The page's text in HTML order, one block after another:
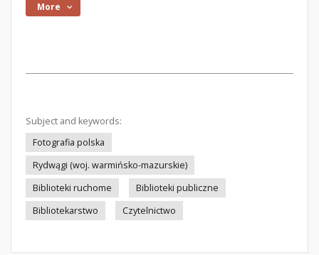
More
Subject and keywords:
Fotografia polska
Rydwągi (woj. warmińsko-mazurskie)
Biblioteki ruchome
Biblioteki publiczne
Bibliotekarstwo
Czytelnictwo